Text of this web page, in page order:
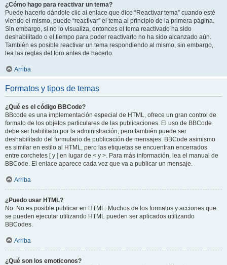
¿Cómo hago para reactivar un tema?
Puede hacerlo dándole clic al enlace que dice “Reactivar tema” cuando esté
viendo el mismo, puede “reactivar” el tema al principio de la primera página.
Sin embargo, si no lo visualiza, entonces el tema reactivado ha sido
deshabilitado o el tiempo para poder reactivarlo no ha sido alcanzado aún.
También es posible reactivar un tema respondiendo al mismo, sin embargo,
lea las reglas del foro antes de hacerlo.
Arriba
Formatos y tipos de temas
¿Qué es el código BBCode?
BBcode es una implementación especial de HTML, ofrece un gran control de
formato de los objetos particulares de las publicaciones. El uso de BBCode
debe ser habilitado por la administración, pero también puede ser
deshabilitado del formulario de publicación de mensajes. BBCode asimismo
es similar en estilo al HTML, pero las etiquetas se encuentran encerrados
entre corchetes [ y ] en lugar de < y >. Para más información, lea el manual de
BBCode. El enlace aparece cada vez que va a publicar un mensaje.
Arriba
¿Puedo usar HTML?
No. No es posible publicar en HTML. Muchos de los formatos y acciones que
se pueden ejecutar utilizando HTML pueden ser aplicados utilizando
BBCodes.
Arriba
¿Qué son los emoticonos?